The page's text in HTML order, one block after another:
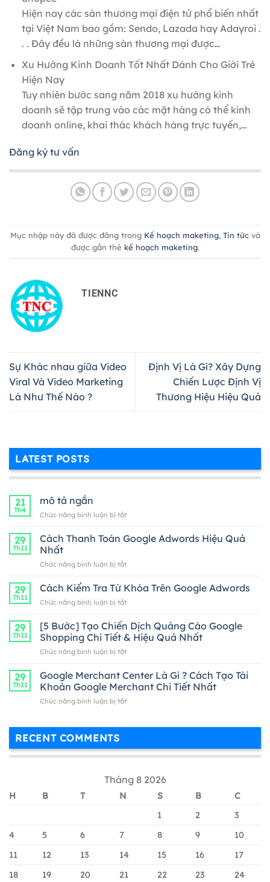
Hiện nay các sàn thương mại điện tử phổ biến nhất
tại Việt Nam bao gồm: Sendo, Lazada hay Adayroi .
. . Đây đều là những sàn thương mại được…
Xu Hướng Kinh Doanh Tốt Nhất Dành Cho Giới Trẻ
Hiện Nay
Tuy nhiên bước sang năm 2018 xu hướng kinh
doanh sẽ tập trung vào các mặt hàng có thể kinh
doanh online, khai thác khách hàng trực tuyến,…
Đăng ký tư vấn
Mục nhập này đã được đăng trong Kế hoạch maketing, Tin tứcvà
được gắn thẻ kế hoạch maketing.
TIENNC
Sự Khác nhau giữa Video
Viral Và Video Marketing
Là Như Thế Nào ?
Định Vị Là Gì? Xây Dựng
Chiến Lược Định Vị
Thương Hiệu Hiệu Quả
LATEST POSTS
21
Th4
mô tả ngắn
Chức năng bình luận bị tắtở
tả
ngắn
29
Th11
Cách Thanh Toán Google Adwords Hiệu Quả
Nhất
Chức năng bình luận bị tắtở
Thanh
Toán
Google
Hiệu
Quả
29
Th11
Cách Kiểm Tra Từ Khóa Trên Google Adwords
Chức năng bình luận bị tắtở
Kiểm
Tra
Từ
Khóa
Google
Adwords
29
Th11
[5 Bước] Tạo Chiến Dịch Quảng Cáo Google
Shopping Chi Tiết & Hiệu Quả Nhất
Chức năng bình luận bị tắtở
Bước]
Tạo
Chiến
Dịch
Chi
Hiệu
29
Th11
Google Merchant Center Là Gì ? Cách Tạo Tài
Khoản Google Merchant Chi Tiết Nhất
Chức năng bình luận bị tắtở
Gì
Tạo
Nhất
RECENT COMMENTS
Tháng 8 2026
H B T N S B
C
1
2
3
4
5 6 7 8 9
10
11
12 13 14 15 16
17
18
19 20 21 22 23
24